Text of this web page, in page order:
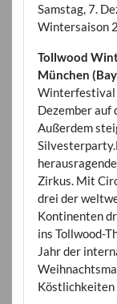
Samstag, 7.
Wintersaison
Tollwood
München
Winterfestival
Dezember auf
Außerdem
Zirkus. Mit
drei der
Kontinenten
ins Tollwood-
Jahr der
Köstlichkeiten